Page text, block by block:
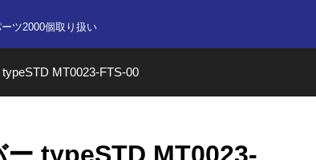
ツ2000個取り扱い
MT0023-FTS-00